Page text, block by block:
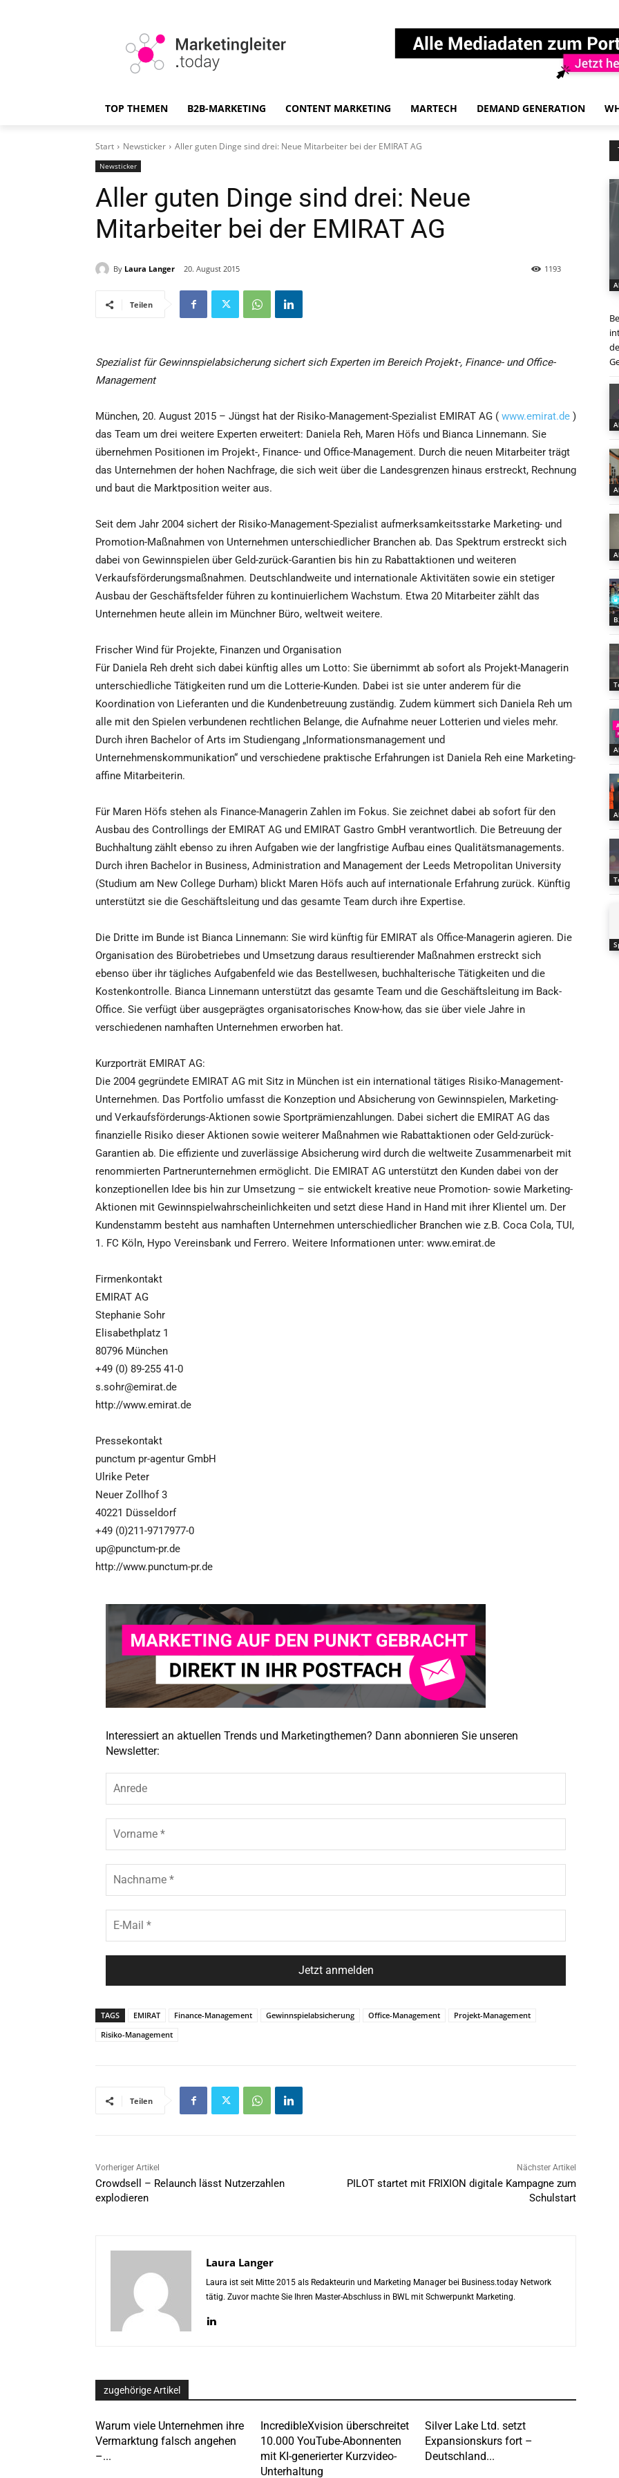
TOP THEMEN B2B-MARKETING CONTENT MARKETING MARTECH DEMAND GENERATION
Start Newsticker Aller guten Dinge sind drei: Neue Mitarbeiter bei der EMIRAT AG
Newsticker
Aller guten Dinge sind drei: Neue
Mitarbeiter bei der EMIRAT AG
By Laura Langer 20. August 2015 1193
Teilen
Spezialist für Gewinnspielabsicherung sichert sich Experten im Bereich Projekt-, Finance- und Office-
Management
München, 20. August 2015 – Jüngst hat der Risiko-Management-Spezialist EMIRAT AG ( www.emirat.de )
das Team um drei weitere Experten erweitert: Daniela Reh, Maren Höfs und Bianca Linnemann. Sie
übernehmen Positionen im Projekt-, Finance- und Office-Management. Durch die neuen Mitarbeiter trägt
das Unternehmen der hohen Nachfrage, die sich weit über die Landesgrenzen hinaus erstreckt, Rechnung
und baut die Marktposition weiter aus.
Seit dem Jahr 2004 sichert der Risiko-Management-Spezialist aufmerksamkeitsstarke Marketing- und
Promotion-Maßnahmen von Unternehmen unterschiedlicher Branchen ab. Das Spektrum erstreckt sich
dabei von Gewinnspielen über Geld-zurück-Garantien bis hin zu Rabattaktionen und weiteren
Verkaufsförderungsmaßnahmen. Deutschlandweite und internationale Aktivitäten sowie ein stetiger
Ausbau der Geschäftsfelder führen zu kontinuierlichem Wachstum. Etwa 20 Mitarbeiter zählt das
Unternehmen heute allein im Münchner Büro, weltweit weitere.
Frischer Wind für Projekte, Finanzen und Organisation
Für Daniela Reh dreht sich dabei künftig alles um Lotto: Sie übernimmt ab sofort als Projekt-Managerin
unterschiedliche Tätigkeiten rund um die Lotterie-Kunden. Dabei ist sie unter anderem für die
Koordination von Lieferanten und die Kundenbetreuung zuständig. Zudem kümmert sich Daniela Reh um
alle mit den Spielen verbundenen rechtlichen Belange, die Aufnahme neuer Lotterien und vieles mehr.
Durch ihren Bachelor of Arts im Studiengang „Informationsmanagement und
Unternehmenskommunikation“ und verschiedene praktische Erfahrungen ist Daniela Reh eine Marketing-
affine Mitarbeiterin.
Für Maren Höfs stehen als Finance-Managerin Zahlen im Fokus. Sie zeichnet dabei ab sofort für den
Ausbau des Controllings der EMIRAT AG und EMIRAT Gastro GmbH verantwortlich. Die Betreuung der
Buchhaltung zählt ebenso zu ihren Aufgaben wie der langfristige Aufbau eines Qualitätsmanagements.
Durch ihren Bachelor in Business, Administration and Management der Leeds Metropolitan University
(Studium am New College Durham) blickt Maren Höfs auch auf internationale Erfahrung zurück. Künftig
unterstützt sie die Geschäftsleitung und das gesamte Team durch ihre Expertise.
Die Dritte im Bunde ist Bianca Linnemann: Sie wird künftig für EMIRAT als Office-Managerin agieren. Die
Organisation des Bürobetriebes und Umsetzung daraus resultierender Maßnahmen erstreckt sich
ebenso über ihr tägliches Aufgabenfeld wie das Bestellwesen, buchhalterische Tätigkeiten und die
Kostenkontrolle. Bianca Linnemann unterstützt das gesamte Team und die Geschäftsleitung im Back-
Office. Sie verfügt über ausgeprägtes organisatorisches Know-how, das sie über viele Jahre in
verschiedenen namhaften Unternehmen erworben hat.
Kurzporträt EMIRAT AG:
Die 2004 gegründete EMIRAT AG mit Sitz in München ist ein international tätiges Risiko-Management-
Unternehmen. Das Portfolio umfasst die Konzeption und Absicherung von Gewinnspielen, Marketing-
und Verkaufsförderungs-Aktionen sowie Sportprämienzahlungen. Dabei sichert die EMIRAT AG das
finanzielle Risiko dieser Aktionen sowie weiterer Maßnahmen wie Rabattaktionen oder Geld-zurück-
Garantien ab. Die effiziente und zuverlässige Absicherung wird durch die weltweite Zusammenarbeit mit
renommierten Partnerunternehmen ermöglicht. Die EMIRAT AG unterstützt den Kunden dabei von der
konzeptionellen Idee bis hin zur Umsetzung – sie entwickelt kreative neue Promotion- sowie Marketing-
Aktionen mit Gewinnspielwahrscheinlichkeiten und setzt diese Hand in Hand mit ihrer Klientel um. Der
Kundenstamm besteht aus namhaften Unternehmen unterschiedlicher Branchen wie z.B. Coca Cola, TUI,
1. FC Köln, Hypo Vereinsbank und Ferrero. Weitere Informationen unter: www.emirat.de
Firmenkontakt
EMIRAT AG
Stephanie Sohr
Elisabethplatz 1
80796 München
+49 (0) 89-255 41-0
s.sohr@emirat.de
http://www.emirat.de
Pressekontakt
punctum pr-agentur GmbH
Ulrike Peter
Neuer Zollhof 3
40221 Düsseldorf
+49 (0)211-9717977-0
up@punctum-pr.de
http://www.punctum-pr.de
Interessiert an aktuellen Trends und Marketingthemen? Dann abonnieren Sie unseren
Newsletter:
TAGS EMIRAT Finance-Management Gewinnspielabsicherung Office-Management
Projekt-Management
Risiko-Management
Teilen
Vorheriger Artikel
Crowdsell – Relaunch lässt Nutzerzahlen
explodieren
Nächster Artikel
PILOT startet mit FRIXION digitale Kampagne zum
Schulstart
Laura Langer
Laura ist seit Mitte 2015 als Redakteurin und Marketing Manager bei Business.today Network
tätig. Zuvor machte Sie Ihren Master-Abschluss in BWL mit Schwerpunkt Marketing.
zugehörige Artikel
Warum viele Unternehmen ihre
Vermarktung falsch angehen
–...
IncredibleXvision überschreitet
10.000 YouTube-Abonnenten
mit KI-generierter Kurzvideo-
Unterhaltung
Silver Lake Ltd. setzt
Expansionskurs fort –
Deutschland...